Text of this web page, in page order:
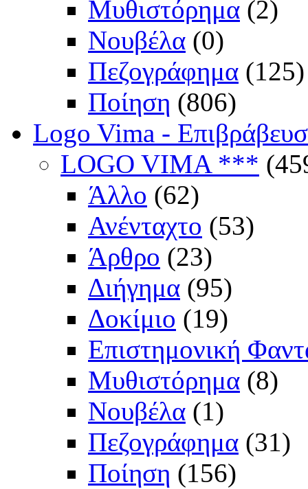
Μυθιστόρημα (2)
Νουβέλα (0)
Πεζογράφημα (125)
Ποίηση (806)
Logo Vima -
LOGO VIMA ***
Άλλο (62)
Ανένταχτο (53)
Άρθρο (23)
Διήγημα (95)
Δοκίμιο (19)
Επιστημονική
Μυθιστόρημα (8)
Νουβέλα (1)
Πεζογράφημα (31)
Ποίηση (156)